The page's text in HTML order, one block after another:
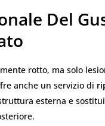
Del
rotto, ma solo
anche un servizio di
esterna e